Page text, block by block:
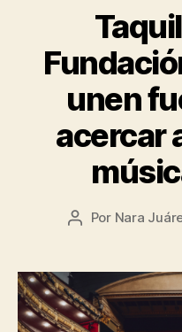
unen
acercar
Autor
entrada
Por Nara